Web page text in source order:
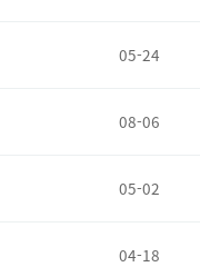
05-24
08-06
05-02
04-18